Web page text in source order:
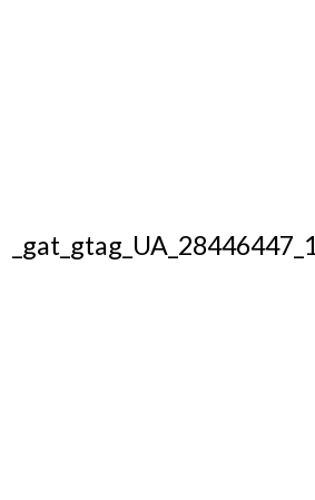
_gat_gtag_UA_28446447_1